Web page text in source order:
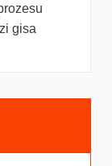
gisa